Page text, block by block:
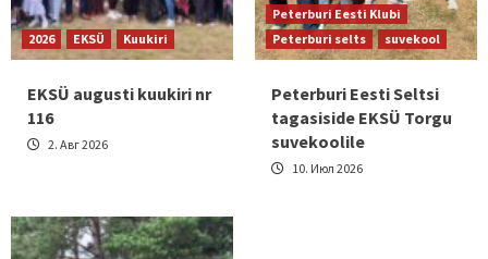
2026 EKSÜ Kuukiri
EKSÜ augusti kuukiri nr
116
2. Авг 2026
Peterburi Eesti Klubi
Peterburi selts
suvekool
Peterburi Eesti Seltsi
tagasiside EKSÜ Torgu
suvekoolile
10. Июл 2026